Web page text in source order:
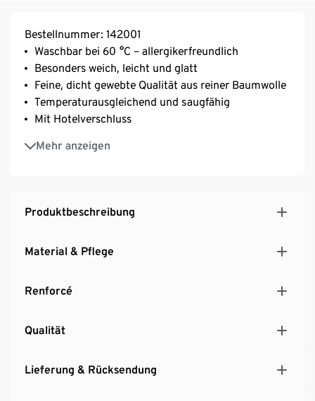
Bestellnummer: 142001
Waschbar bei 60 °C – allergikerfreundlich
Besonders weich, leicht und glatt
Feine, dicht gewebte Qualität aus reiner Baumwolle
Temperaturausgleichend und saugfähig
Mit Hotelverschluss
Mehr anzeigen
Reine Baumwolle
Produktbeschreibung
Material & Pflege
Renforcé
Qualität
Lieferung & Rücksendung